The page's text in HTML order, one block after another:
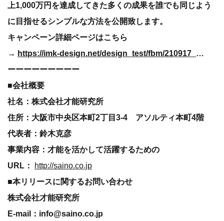
上1,000万円を達成してきた多くの成果を誰でも同じよう
に目指せるシンプルな方法を公開致します。
キャンペーン詳細ページはこちら
→
https://imk-design.net/design_test/fbm/210917_lp04/
ーーーーーーーーー
■会社概要
社名：株式会社才能研究所
住所：大阪市中央区本町2丁目3-4 アソルティ本町4階
代表者：鈴木克彦
事業内容：才能を活かして活躍するための
URL：
http://saino.co.jp
■本リリースに関するお問い合わせ
株式会社才能研究所
E-mail：info@saino.co.jp